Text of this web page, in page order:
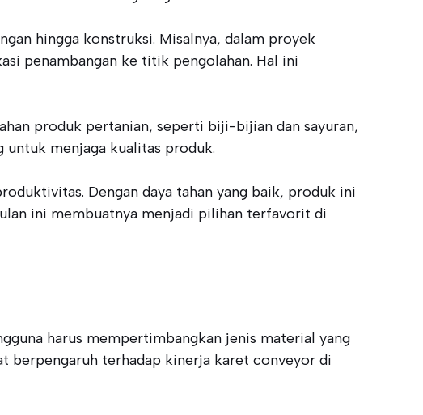
hingga konstruksi. Misalnya, dalam proyek
penambangan ke titik pengolahan. Hal ini
produk pertanian, seperti biji-bijian dan sayuran,
untuk menjaga kualitas produk.
Dengan daya tahan yang baik, produk ini
ini membuatnya menjadi pilihan terfavorit di
harus mempertimbangkan jenis material yang
berpengaruh terhadap kinerja karet conveyor di